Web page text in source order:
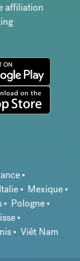
affiliation
Italie
Mexique
Pologne
Viêt Nam